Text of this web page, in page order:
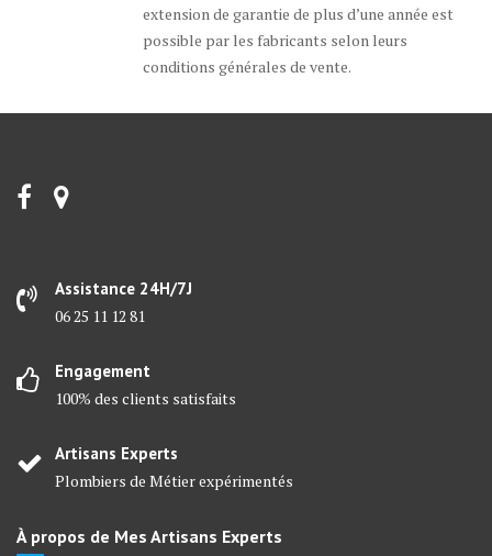
extension de garantie de plus d’une année est
possible par les fabricants selon leurs
conditions générales de vente.
Assistance 24H/7J
06 25 11 12 81
Engagement
100% des clients satisfaits
Artisans Experts
Plombiers de Métier expérimentés
À propos de Mes Artisans Experts